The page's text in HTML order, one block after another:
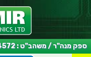
ספק מנה"ר / משהב"ט : 083-074572